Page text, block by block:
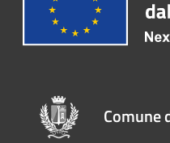
Comune